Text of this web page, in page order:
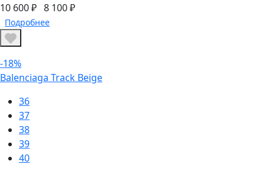
10 600 ₽ 8 100 ₽
Подробнее
-18%
Balenciaga Track Beige
36
37
38
39
40